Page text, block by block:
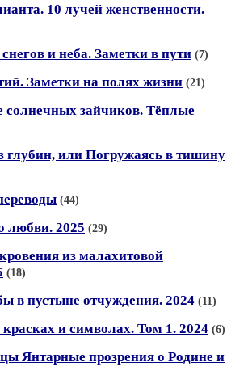
10 лучей женственности.
и неба. Заметки в пути (7)
Заметки на полях жизни (21)
солнечных зайчиков. Тёплые
или Погружаясь в тишину
(44)
любви. 2025 (29)
из малахитовой
(18)
в пустыне отчуждения. 2024 (11)
и символах. Том 1. 2024 (6)
Янтарные прозрения о Родине и